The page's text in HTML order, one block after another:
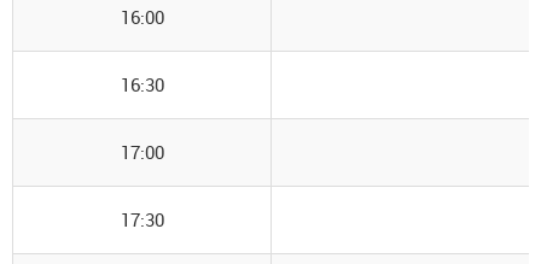
16:00
16:30
17:00
17:30